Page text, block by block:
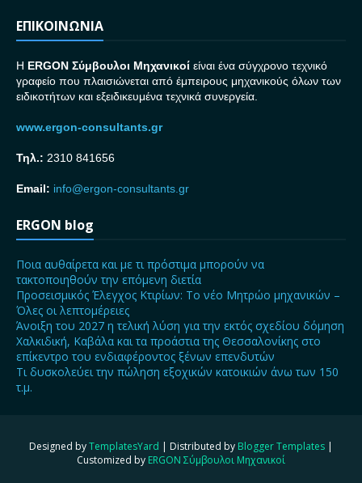
ΕΠΙΚΟΙΝΩΝΙΑ
H ERGON Σύμβουλοι Μηχανικοί είναι ένα σύγχρονο τεχνικό
γραφείο που πλαισιώνεται από έμπειρους μηχανικούς όλων των
ειδικοτήτων και εξειδικευμένα τεχνικά συνεργεία.
www.ergon-consultants.gr
Τηλ.: 2310 841656
Email: info@ergon-consultants.gr
ERGON blog
Ποια αυθαίρετα και με τι πρόστιμα μπορούν να
τακτοποιηθούν την επόμενη διετία
Προσεισμικός Έλεγχος Κτιρίων: Το νέο Μητρώο μηχανικών –
Όλες οι λεπτομέρειες
Άνοιξη του 2027 η τελική λύση για την εκτός σχεδίου δόμηση
Χαλκιδική, Καβάλα και τα προάστια της Θεσσαλονίκης στο
επίκεντρο του ενδιαφέροντος ξένων επενδυτών
Τι δυσκολεύει την πώληση εξοχικών κατοικιών άνω των 150
τ.μ.
Designed byTemplatesYard | Distributed by Blogger Templates |
Customized by ERGON Σύμβουλοι Μηχανικοί